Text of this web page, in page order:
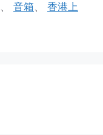
、 音箱、 香港上